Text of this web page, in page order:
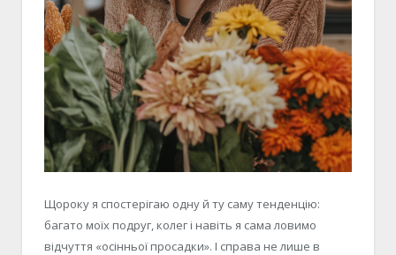
Щороку я спостерігаю одну й ту саму тенденцію:
багато моїх подруг, колег і навіть я сама ловимо
відчуття «осінньої просадки». І справа не лише в